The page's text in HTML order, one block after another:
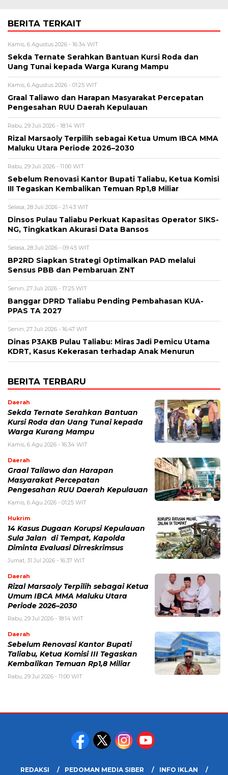
BERITA TERKAIT
Kamis, 6 Agustus 2026 - 16:34 WIT
Sekda Ternate Serahkan Bantuan Kursi Roda dan
Uang Tunai kepada Warga Kurang Mampu
Kamis, 6 Agustus 2026 - 01:25 WIT
Graal Taliawo dan Harapan Masyarakat Percepatan
Pengesahan RUU Daerah Kepulauan
Rabu, 29 Juli 2026 - 18:14 WIT
Rizal Marsaoly Terpilih sebagai Ketua Umum IBCA MMA
Maluku Utara Periode 2026–2030
Rabu, 29 Juli 2026 - 11:00 WIT
Sebelum Renovasi Kantor Bupati Taliabu, Ketua Komisi
III Tegaskan Kembalikan Temuan Rp1,8 Miliar
Selasa, 28 Juli 2026 - 21:43 WIT
Dinsos Pulau Taliabu Perkuat Kapasitas Operator SIKS-
NG, Tingkatkan Akurasi Data Bansos
Selasa, 28 Juli 2026 - 09:45 WIT
BP2RD Siapkan Strategi Optimalkan PAD melalui
Sensus PBB dan Pembaruan ZNT
Senin, 27 Juli 2026 - 17:25 WIT
Banggar DPRD Taliabu Pending Pembahasan KUA-
PPAS TA 2027
Senin, 27 Juli 2026 - 16:47 WIT
Dinas P3AKB Pulau Taliabu: Miras Jadi Pemicu Utama
KDRT, Kasus Kekerasan terhadap Anak Menurun
BERITA TERBARU
Daerah
Sekda Ternate Serahkan Bantuan
Kursi Roda dan Uang Tunai kepada
Warga Kurang Mampu
Kamis, 6 Agu 2026 - 16:34 WIT
Daerah
Graal Taliawo dan Harapan
Masyarakat Percepatan
Pengesahan RUU Daerah Kepulauan
Kamis, 6 Agu 2026 - 01:25 WIT
Hukrim
14 Kasus Dugaan Korupsi Kepulauan
Sula Jalan di Tempat, Kapolda
Diminta Evaluasi Dirreskrimsus
Jumat, 31 Jul 2026 - 16:37 WIT
Daerah
Rizal Marsaoly Terpilih sebagai Ketua
Umum IBCA MMA Maluku Utara
Periode 2026–2030
Rabu, 29 Jul 2026 - 18:14 WIT
Daerah
Sebelum Renovasi Kantor Bupati
Taliabu, Ketua Komisi III Tegaskan
Kembalikan Temuan Rp1,8 Miliar
Rabu, 29 Jul 2026 - 11:00 WIT
REDAKSI PEDOMAN MEDIA SIBER INFO IKLAN